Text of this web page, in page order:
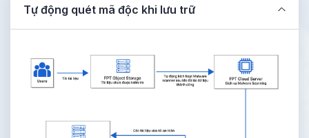
Tự động quét mã độc khi lưu trữ